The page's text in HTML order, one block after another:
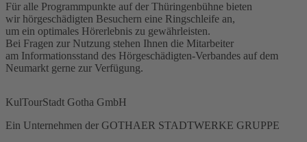
Für alle Programmpunkte auf der Thüringenbühne bieten
wir hörgeschädigten Besuchern eine Ringschleife an,
um ein optimales Hörerlebnis zu gewährleisten.
Bei Fragen zur Nutzung stehen Ihnen die Mitarbeiter
am Informationsstand des Hörgeschädigten-Verbandes auf dem
Neumarkt gerne zur Verfügung.
KulTourStadt Gotha GmbH
Ein Unternehmen der GOTHAER STADTWERKE GRUPPE